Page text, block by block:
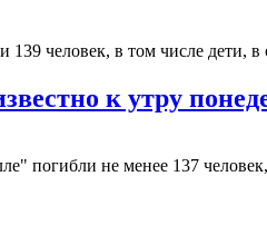
человек, в том числе дети,
к утру
погибли не менее 137